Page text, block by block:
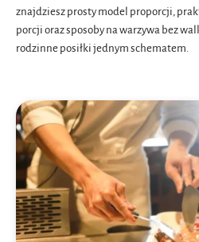
znajdziesz prosty model proporcji,
porcji oraz sposoby na warzywa bez
rodzinne posiłki jednym schematem.